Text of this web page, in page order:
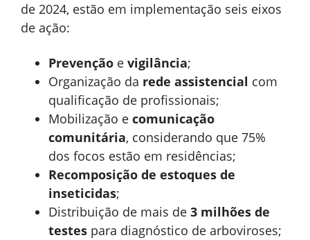
de 2024, estão em implementação seis eixos
de ação:
Prevenção e vigilância;
Organização da rede assistencial com
qualificação de profissionais;
Mobilização e comunicação
comunitária, considerando que 75%
dos focos estão em residências;
Recomposição de estoques de
inseticidas;
Distribuição de mais de 3 milhões de
testes para diagnóstico de arboviroses;